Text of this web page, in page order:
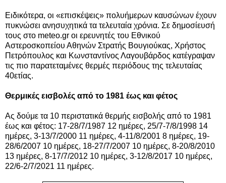
Ειδικότερα, οι «επισκέψεις» πολυήμερων καυσώνων έχουν
πυκνώσει ανησυχητικά τα τελευταία χρόνια. Σε δημοσίευσή
τους στο meteo.gr οι ερευνητές του Εθνικού
Αστεροσκοπείου Αθηνών Στρατής Βουγιούκας, Χρήστος
Πετρόπουλος και Κωνσταντίνος Λαγουβάρδος κατέγραψαν
τις πιο παρατεταμένες θερμές περιόδους της τελευταίας
40ετίας.
Θερμικές εισβολές από το 1981 έως και φέτος
Ας δούμε τα 10 περιστατικά θερμής εισβολής από το 1981
έως και φέτος: 17-28/7/1987 12 ημέρες, 25/7-7/8/1998 14
ημέρες, 3-13/7/2000 11 ημέρες, 4-11/8/2001 8 ημέρες, 19-
28/6/2007 10 ημέρες, 18-27/7/2007 10 ημέρες, 8-20/8/2010
13 ημέρες, 8-17/7/2012 10 ημέρες, 3-12/8/2017 10 ημέρες,
22/6-2/7/2021 11 ημέρες.